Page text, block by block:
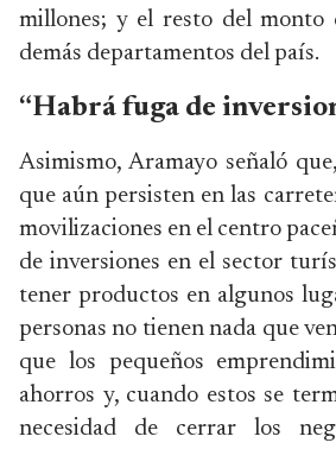
millones; y el resto del monto
demás departamentos del país.
“Habrá fuga de
Asimismo, Aramayo señaló
que aún persisten en las
movilizaciones en el centro
de inversiones en el sector
tener productos en algunos
personas no tienen nada que
que los pequeños
ahorros y, cuando estos se
necesidad de cerrar los